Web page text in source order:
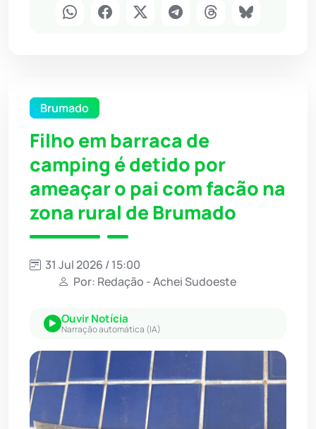
Brumado
Filho em barraca de
camping é detido por
ameaçar o pai com facão na
zona rural de Brumado
31 Jul 2026 / 15:00
Por: Redação - Achei Sudoeste
Ouvir Notícia
Narração automática (IA)